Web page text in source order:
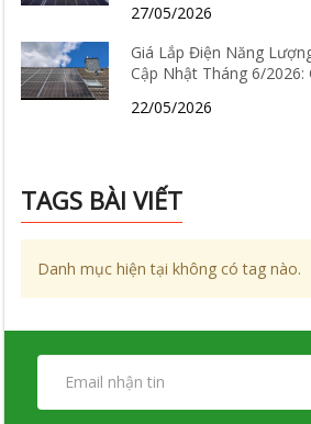
27/05/2026
Giá Lắp Điện Năng
Cập Nhật Tháng 6/2026:
22/05/2026
TAGS BÀI VIẾT
Danh mục hiện tại không có tag nào.